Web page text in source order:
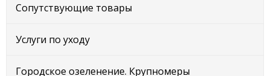
Сопутствующие товары
Услуги по уходу
Городское озеленение. Крупномеры